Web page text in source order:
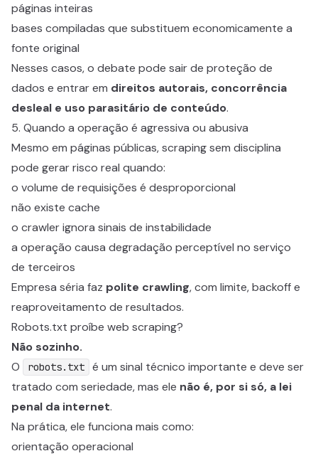
páginas inteiras
bases compiladas que substituem economicamente a
fonte original
Nesses casos, o debate pode sair de proteção de
dados e entrar em direitos autorais, concorrência
desleal e uso parasitário de conteúdo.
5. Quando a operação é agressiva ou abusiva
Mesmo em páginas públicas, scraping sem disciplina
pode gerar risco real quando:
o volume de requisições é desproporcional
não existe cache
o crawler ignora sinais de instabilidade
a operação causa degradação perceptível no serviço
de terceiros
Empresa séria faz polite crawling, com limite, backoff e
reaproveitamento de resultados.
Robots.txt proíbe web scraping?
Não sozinho.
O
robots.txt
é um sinal técnico importante e deve ser
tratado com seriedade, mas ele não é, por si só, a lei
penal da internet.
Na prática, ele funciona mais como:
orientação operacional